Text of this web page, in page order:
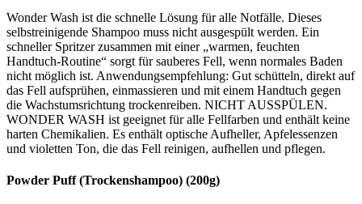
Wonder Wash ist die schnelle Lösung für alle Notfälle. Dieses
selbstreinigende Shampoo muss nicht ausgespült werden. Ein
schneller Spritzer zusammen mit einer „warmen, feuchten
Handtuch-Routine“ sorgt für sauberes Fell, wenn normales Baden
nicht möglich ist. Anwendungsempfehlung: Gut schütteln, direkt auf
das Fell aufsprühen, einmassieren und mit einem Handtuch gegen
die Wachstumsrichtung trockenreiben. NICHT AUSSPÜLEN.
WONDER WASH ist geeignet für alle Fellfarben und enthält keine
harten Chemikalien. Es enthält optische Aufheller, Apfelessenzen
und violetten Ton, die das Fell reinigen, aufhellen und pflegen.
Powder Puff (Trockenshampoo) (200g)